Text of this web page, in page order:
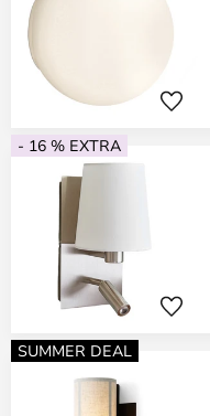
- 16 % EXTRA
SUMMER DEAL